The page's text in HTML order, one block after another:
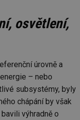
osvětlení,
úrovně a
– nebo
subsystémy, byly
chápání by však
výhradně o